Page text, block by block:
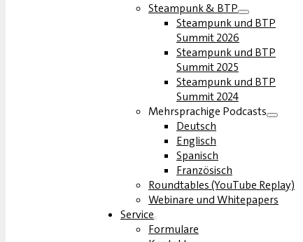
Steampunk & BTP
Steampunk und BTP
Summit 2026
Steampunk und BTP
Summit 2025
Steampunk und BTP
Summit 2024
Mehrsprachige Podcasts
Deutsch
Englisch
Spanisch
Französisch
Roundtables (YouTube Replay)
Webinare und Whitepapers
Service
Formulare